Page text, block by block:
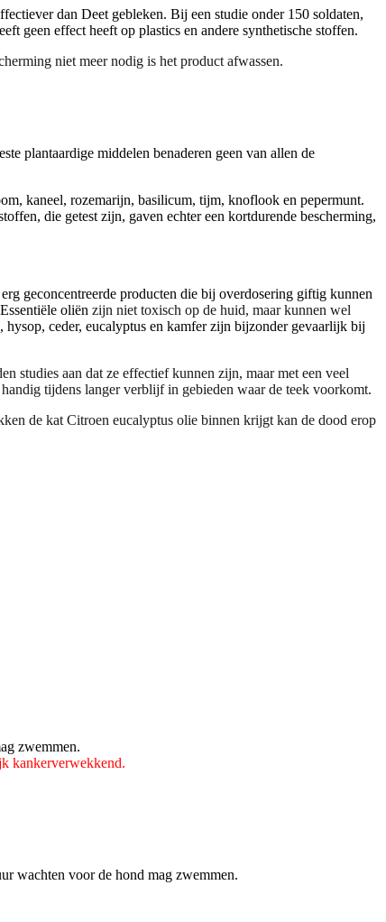
dan Deet gebleken. Bij een studie onder 150 soldaten,
geen effect heeft op plastics en andere synthetische stoffen.
niet meer nodig is het product afwassen.
plantaardige middelen benaderen geen van allen de
kaneel, rozemarijn, basilicum, tijm, knoflook en pepermunt.
die getest zijn, gaven echter een kortdurende bescherming,
geconcentreerde producten die bij overdosering giftig kunnen
oliën zijn niet toxisch op de huid, maar kunnen wel
hysop, ceder, eucalyptus en kamfer zijn bijzonder gevaarlijk bij
studies aan dat ze effectief kunnen zijn, maar met een veel
tijdens langer verblijf in gebieden waar de teek voorkomt.
de kat Citroen eucalyptus olie binnen krijgt kan de dood erop
zwemmen.
kankerverwekkend.
wachten voor de hond mag zwemmen.